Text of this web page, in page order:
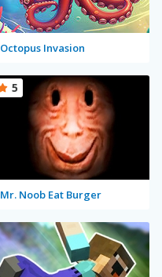
Octopus Invasion
Mr. Noob Eat Burger
5